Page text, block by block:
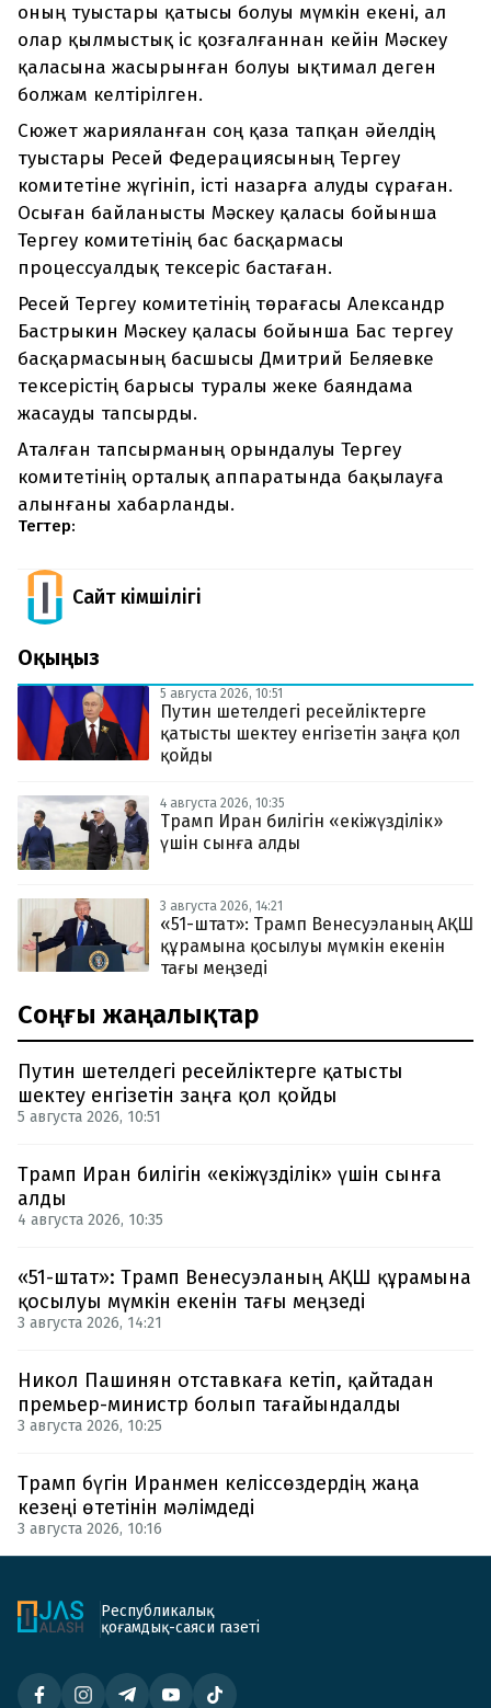
оның туыстары қатысы болуы мүмкін екені, ал
олар қылмыстық іс қозғалғаннан кейін Мәскеу
қаласына жасырынған болуы ықтимал деген
болжам келтірілген.
Сюжет жарияланған соң қаза тапқан әйелдің
туыстары Ресей Федерациясының Тергеу
комитетіне жүгініп, істі назарға алуды сұраған.
Осыған байланысты Мәскеу қаласы бойынша
Тергеу комитетінің бас басқармасы
процессуалдық тексеріс бастаған.
Ресей Тергеу комитетінің төрағасы Александр
Бастрыкин Мәскеу қаласы бойынша Бас тергеу
басқармасының басшысы Дмитрий Беляевке
тексерістің барысы туралы жеке баяндама
жасауды тапсырды.
Аталған тапсырманың орындалуы Тергеу
комитетінің орталық аппаратында бақылауға
алынғаны хабарланды.
Тегтер:
Сайт Әкімшілігі
Оқыңыз
5 августа 2026, 10:51
Путин шетелдегі ресейліктерге
қатысты шектеу енгізетін заңға қол
қойды
4 августа 2026, 10:35
Трамп Иран билігін «екіжүзділік»
үшін сынға алды
3 августа 2026, 14:21
«51-штат»: Трамп Венесуэланың АҚШ
құрамына қосылуы мүмкін екенін
тағы меңзеді
Соңғы жаңалықтар
Путин шетелдегі ресейліктерге қатысты
шектеу енгізетін заңға қол қойды
5 августа 2026, 10:51
Трамп Иран билігін «екіжүзділік» үшін сынға
алды
4 августа 2026, 10:35
«51-штат»: Трамп Венесуэланың АҚШ құрамына
қосылуы мүмкін екенін тағы меңзеді
3 августа 2026, 14:21
Никол Пашинян отставкаға кетіп, қайтадан
премьер-министр болып тағайындалды
3 августа 2026, 10:25
Трамп бүгін Иранмен келіссөздердің жаңа
кезеңі өтетінін мәлімдеді
3 августа 2026, 10:16
Республикалық
қоғамдық-саяси газеті